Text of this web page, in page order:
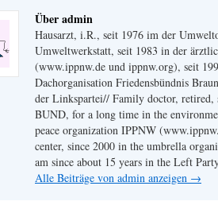
Über admin
Hausarzt, i.R., seit 1976 im der
Umweltwerkstatt, seit 1983 in der
(www.ippnw.de und ippnw.org), seit
Dachorganisation Friedensbündnis
der Linkspartei// Family doctor, retired,
BUND, for a long time in the
peace organization IPPNW
center, since 2000 in the umbrella
am since about 15 years in the Left
Alle Beiträge von admin anzeigen →